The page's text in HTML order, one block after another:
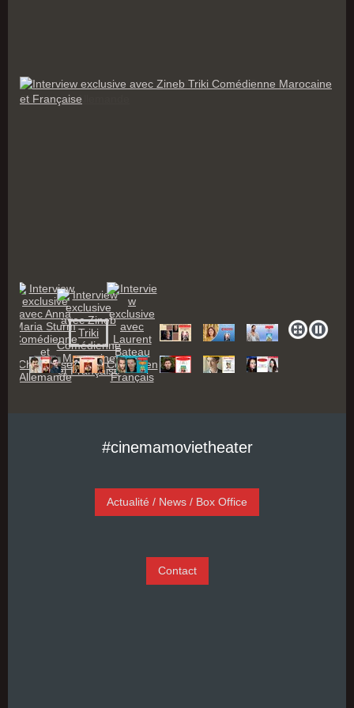
#cinemamovietheater
Actualité / News / Box Office
Contact